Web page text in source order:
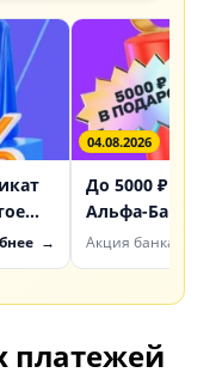
04.08.2026
До 5000 ₽
Альфа-Банк
первые
Акция банка
платежей